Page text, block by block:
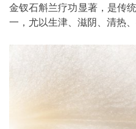
金钗石斛兰疗功显著，是传
一，尤以生津、滋阴、清热、